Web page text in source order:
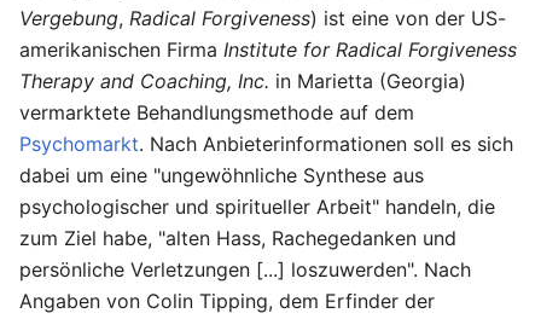
Vergebung, Radical Forgiveness) ist eine von der US-
amerikanischen Firma Institute for Radical Forgiveness
Therapy and Coaching, Inc. in Marietta (Georgia)
vermarktete Behandlungsmethode auf dem
Psychomarkt. Nach Anbieterinformationen soll es sich
dabei um eine "ungewöhnliche Synthese aus
psychologischer und spiritueller Arbeit" handeln, die
zum Ziel habe, "alten Hass, Rachegedanken und
persönliche Verletzungen [...] loszuwerden". Nach
Angaben von Colin Tipping, dem Erfinder der